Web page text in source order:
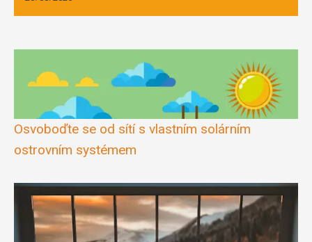
Osvoboďte se od sítí s vlastním solárním
ostrovním systémem